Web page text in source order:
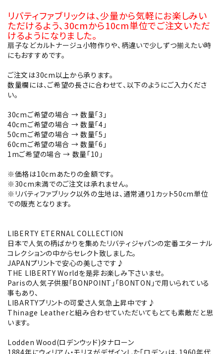
リバティファブリックは、少量から気軽にお楽しみい
ただけるよう、30cmから10cm単位でご注文いただ
けるようになりました。
扇子などカルトナージュ小物作りや、柄違いで少しずつ揃えたい時
にもおすすめです。
ご注文は30cm以上から承ります。
数量欄には、ご希望の長さに合わせて、以下のようにご入力くださ
い。
30cmご希望の場合 → 数量「3」
40cmご希望の場合 → 数量「4」
50cmご希望の場合 → 数量「5」
60cmご希望の場合 → 数量「6」
1mご希望の場合 → 数量「10」
※価格は10cmあたりの金額です。
※30cm未満でのご注文は承れません。
※リバティファブリック以外の生地は、通常通り1カット50cm単位
での販売となります。
LIBERTY ETERNAL COLLECTION
日本で人気の柄ばかりを集めたリバティジャパンの定番エターナル
コレクションの中からセレクト致しました。
JAPANプリントで安心の美しさです♪
THE LIBERTY Worldを是非お楽しみ下さいませ。
Parisの人気子供服「BONPOINT」「BONTON」で用いられている
事もあり、
LIBARTYプリントの可愛さ人気急上昇中です♪
Thinage Leatherと組み合わせていただいてもとても素敵だと思
います。
Lodden Wood(ロデンウッド)タナローン